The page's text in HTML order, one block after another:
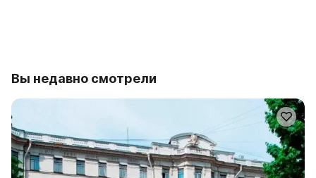
Вы недавно смотрели